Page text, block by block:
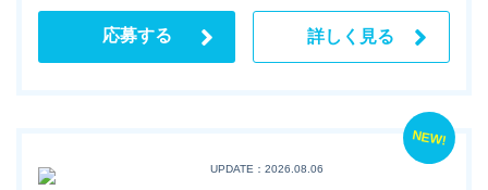
応募する 詳しく見る
NEW!
UPDATE：2026.08.06